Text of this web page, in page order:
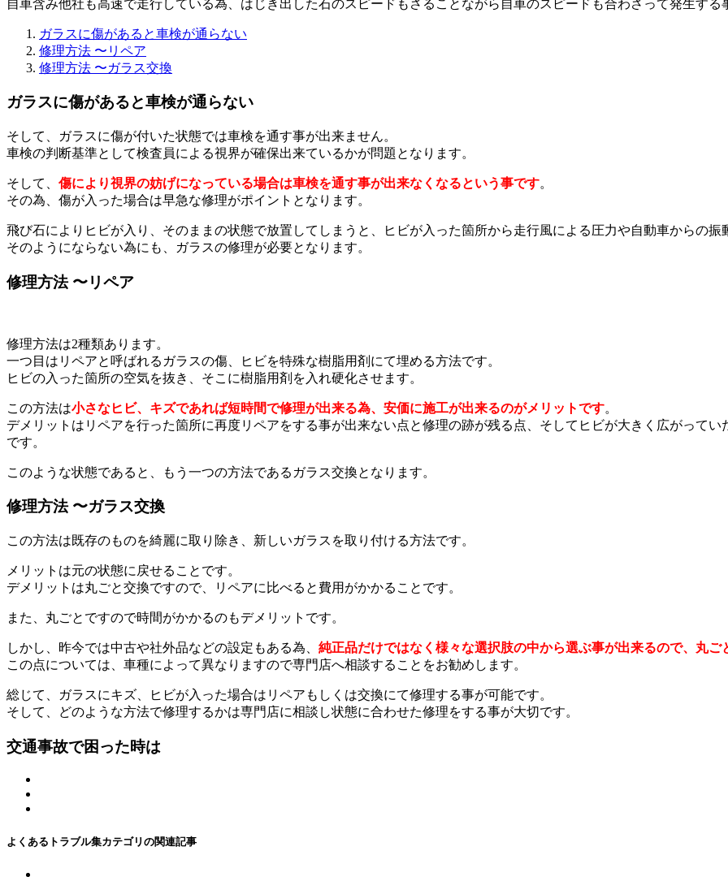
自車含み他社も高速で走行している為、はじき出した石のスピードもさることながら自車のスピードも合わさって発生する
ガラスに傷があると車検が通らない
修理方法 〜リペア
修理方法 〜ガラス交換
ガラスに傷があると車検が通らない
そして、ガラスに傷が付いた状態では車検を通す事が出来ません。
車検の判断基準として検査員による視界が確保出来ているかが問題となります。
そして、 傷により視界の妨げになっている場合は車検を通す事が出来なくなるという事です。
その為、傷が入った場合は早急な修理がポイントとなります。
飛び石によりヒビが入り、そのままの状態で放置してしまうと、ヒビが入った箇所から走行風による圧力や自動車からの振
そのようにならない為にも、ガラスの修理が必要となります。
修理方法 〜リペア
修理方法は2種類あります。
一つ目はリペアと呼ばれるガラスの傷、ヒビを特殊な樹脂用剤にて埋める方法です。
ヒビの入った箇所の空気を抜き、そこに樹脂用剤を入れ硬化させます。
この方法は小さなヒビ、キズであれば短時間で修理が出来る為、安価に施工が出来るのがメリットです。
デメリットはリペアを行った箇所に再度リペアをする事が出来ない点と修理の跡が残る点、そしてヒビが大きく広がって
です。
このような状態であると、もう一つの方法であるガラス交換となります。
修理方法 〜ガラス交換
この方法は既存のものを綺麗に取り除き、新しいガラスを取り付ける方法です。
メリットは元の状態に戻せることです。
デメリットは丸ごと交換ですので、リペアに比べると費用がかかることです。
また、丸ごとですので時間がかかるのもデメリットです。
しかし、昨今では中古や社外品などの設定もある為、 純正品だけではなく様々な選択肢の中から選ぶ事が出来るので、丸
この点については、車種によって異なりますので専門店へ相談することをお勧めします。
総じて、ガラスにキズ、ヒビが入った場合はリペアもしくは交換にて修理する事が可能です。
そして、どのような方法で修理するかは専門店に相談し状態に合わせた修理をする事が大切です。
交通事故で困った時は
よくあるトラブル集カテゴリの関連記事